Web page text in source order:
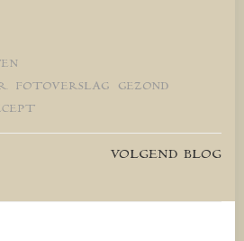
FOTOVERSLAG
GEZOND
Bericht
navigatie
VOLGEND BLOG